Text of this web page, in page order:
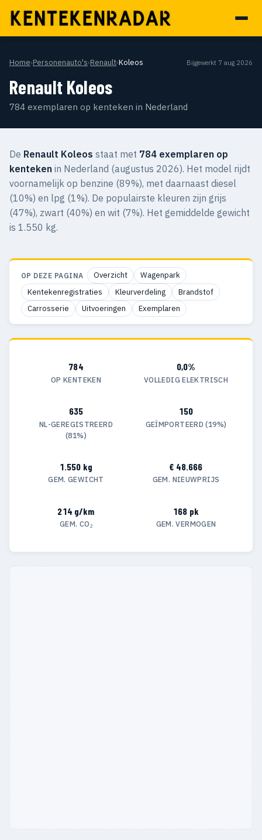
Home›Personenauto's›Renault›Koleos Bijgewerkt 7 aug 2026
Renault Koleos
784 exemplaren op kenteken in Nederland
De Renault Koleos staat met 784 exemplaren op
kenteken in Nederland (augustus 2026). Het model rijdt
voornamelijk op benzine (89%), met daarnaast diesel
(10%) en lpg (1%). De populairste kleuren zijn grijs
(47%), zwart (40%) en wit (7%). Het gemiddelde gewicht
is 1.550 kg.
OP DEZE PAGINA Overzicht
Wagenpark
Kentekenregistraties
Kleurverdeling
Brandstof
Carrosserie
Uitvoeringen Exemplaren
784
OP KENTEKEN
0,0%
VOLLEDIG ELEKTRISCH
635
NL-GEREGISTREERD
(81%)
150
GEÏMPORTEERD (19%)
1.550 kg
GEM. GEWICHT
€ 48.666
GEM. NIEUWPRIJS
214 g/km
GEM. CO₂
168 pk
GEM. VERMOGEN